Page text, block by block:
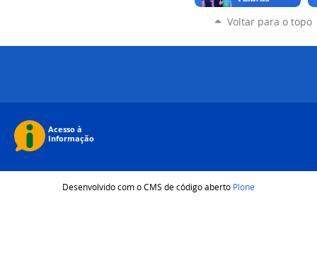
Voltar para o topo
Desenvolvido com o CMS de código aberto Plone